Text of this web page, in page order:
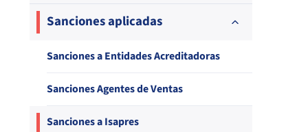
Compendio Información
Compendio Instrumentos
Compendio Procedimientos
Sanciones aplicadas
Sanciones a Entidades Acreditadoras
Sanciones Agentes de Ventas
Sanciones a Isapres